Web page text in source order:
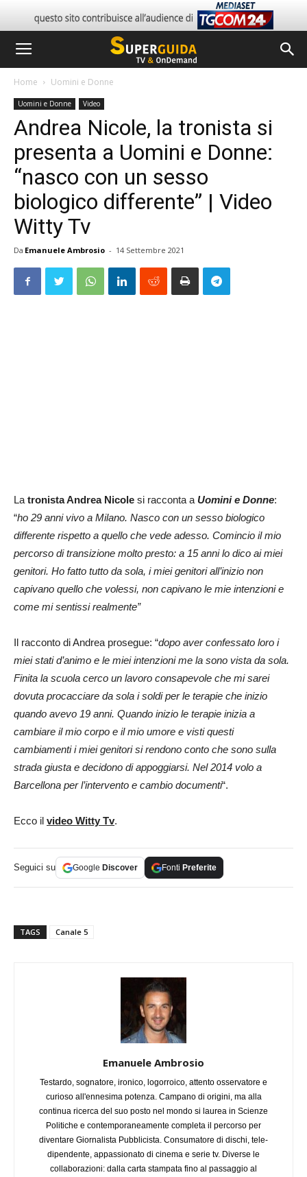
Home Uomini e Donne
Uomini e Donne Video
Andrea Nicole, la tronista si
presenta a Uomini e Donne:
“nasco con un sesso
biologico differente” | Video
Witty Tv
Da Emanuele Ambrosio - 14 Settembre 2021
Latronista Andrea Nicole si racconta aUomini e Donne:
“ho 29 anni vivo a Milano. Nasco con un sesso biologico
differente rispetto a quello che vede adesso. Comincio il mio
percorso di transizione molto presto: a 15 anni lo dico ai miei
genitori. Ho fatto tutto da sola, i miei genitori all’inizio non
capivano quello che volessi, non capivano le mie intenzioni e
come mi sentissi realmente”
Il racconto di Andrea prosegue: “dopo aver confessato loro i
miei stati d’animo e le miei intenzioni me la sono vista da sola.
Finita la scuola cerco un lavoro consapevole che mi sarei
dovuta procacciare da sola i soldi per le terapie che inizio
quando avevo 19 anni. Quando inizio le terapie inizia a
cambiare il mio corpo e il mio umore e visti questi
cambiamenti i miei genitori si rendono conto che sono sulla
strada giusta e decidono di appoggiarsi. Nel 2014 volo a
Barcellona per l’intervento e cambio documenti“.
Ecco il video Witty Tv.
Seguici su Google Discover Fonti Preferite
TAGS Canale 5
Emanuele Ambrosio
Testardo, sognatore, ironico, logorroico, attento osservatore e
curioso all'ennesima potenza. Campano di origini, ma alla
continua ricerca del suo posto nel mondo si laurea in Scienze
Politiche e contemporaneamente completa il percorso per
diventare Giornalista Pubblicista. Consumatore di dischi, tele-
dipendente, appassionato di cinema e serie tv. Diverse le
collaborazioni: dalla carta stampata fino al passaggio al